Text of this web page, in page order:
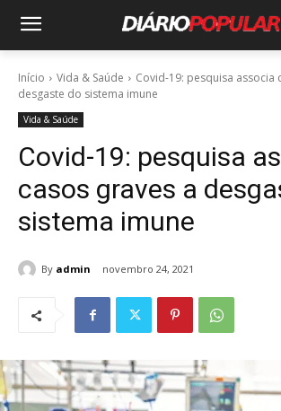
Início Vida & Saúde
Covid-19: pesquisa associa
desgaste do sistema imune
Vida & Saúde
Covid-19: pesquisa
casos graves a
sistema imune
By admin novembro 24, 2021